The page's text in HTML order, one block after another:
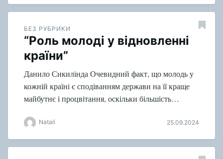
БЕЗ РУБРИКИ
“Роль молоді у відновленні
країни”
Данило Сикилінда Очевидний факт, що молодь у
кожній країні є сподіванням держави на її краще
майбутнє і процвітання, оскільки більшість…
Natali 25.09.2024